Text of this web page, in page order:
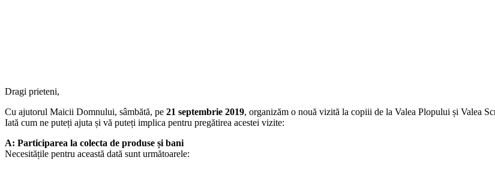
Dragi prieteni,
Cu ajutorul Maicii Domnului, sâmbătă, pe 21 septembrie 2019, organizăm o nouă vizită la copiii de la Valea Plopului și Valea
Iată cum ne puteți ajuta și vă puteți implica pentru pregătirea acestei vizite:
A: Participarea la colecta de produse și bani
Necesitățile pentru această dată sunt următoarele: